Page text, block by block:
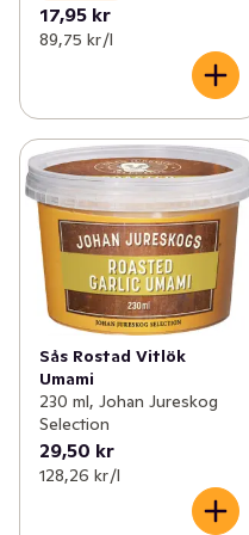
17,95 kr
89,75 kr /l
Sås Rostad Vitlök
Umami
230 ml, Johan Jureskog
Selection
29,50 kr
128,26 kr /l